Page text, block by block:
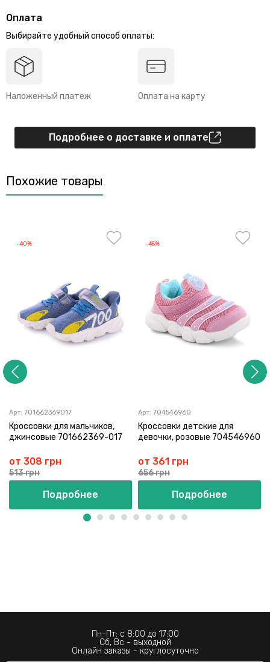
Оплата
Выбирайте удобный способ оплаты:
Наложенный платеж Оплата на карту
Подробнее о доставке и оплате
Похожие товары
-40%
Арт: 701662369017
Кроссовки для мальчиков,
джинсовые 701662369-017
от 308 грн
513 грн
Подробнее
-45%
Арт: 704546960
Кроссовки детские для
девочки, розовые 704546960
от 361 грн
656 грн
Подробнее
Пн-Пт: с 8:00 до 17:00
Сб, Вс - выходной
Онлайн заказы - круглосуточно